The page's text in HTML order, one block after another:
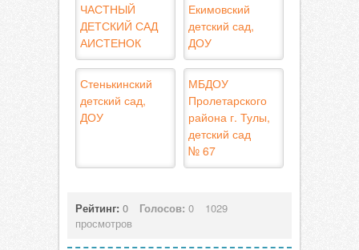
ЧАСТНЫЙ
ДЕТСКИЙ САД
АИСТЕНОК
Екимовский
детский сад,
ДОУ
Стенькинский
детский сад,
ДОУ
МБДОУ
Пролетарского
района г. Тулы,
детский сад
№ 67
Рейтинг: 0 Голосов: 0
1029
просмотров